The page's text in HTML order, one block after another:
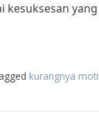
kesuksesan
kurangnya